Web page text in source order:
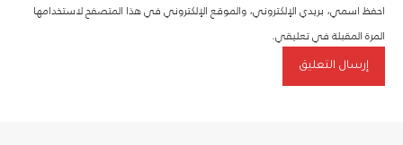
احفظ اسمي، بريدي الإلكتروني، والموقع الإلكتروني في هذا المتصفح لاستخدامها
المرة المقبلة في تعليقي.